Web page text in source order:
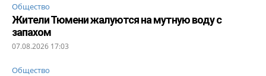
Общество
Жители Тюмени жалуются на мутную воду с
запахом
07.08.2026 17:03
Общество